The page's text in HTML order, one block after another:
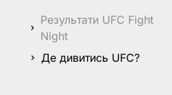
Результати UFC Fight
Night
Де дивитись UFC?